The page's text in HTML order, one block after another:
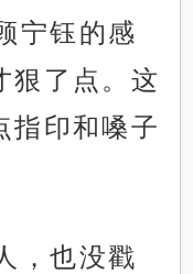
宁钰的感
狠了点。这
指印和嗓子
，也没戳